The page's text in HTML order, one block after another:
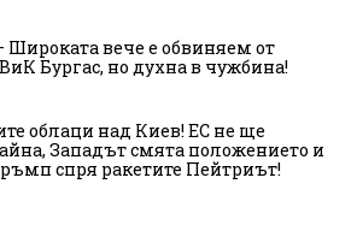
вече е обвиняем от
Бургас, но духна в чужбина!
облаци над Киев! ЕС не ще
Западът смята положението и
спря ракетите Пейтриът!